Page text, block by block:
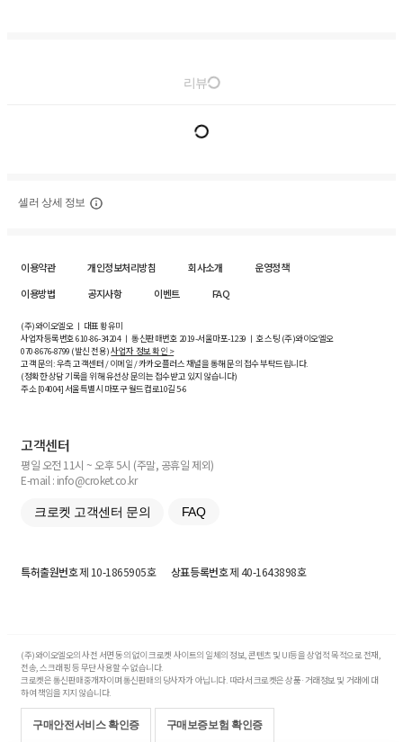
리뷰
셀러 상세 정보
이용약관 개인정보처리방침 회사소개
운영정책
이용방법
공지사항 이벤트 FAQ
(주)와이오엘오 ㅣ 대표 황유미
사업자등록번호610-86-34204ㅣ 통신판매번호 2019-서울마포-1239 ㅣ 호스팅 (주)와이오엘오
070-8676-8799 (발신 전용)사업자 정보 확인 >
고객 문의: 우측 고객센터 / 이메일 / 카카오플러스 채널을 통해 문의 접수 부탁드립니다.
(정확한 상담 기록을 위해 유선상 문의는 접수받고 있지 않습니다)
주소 [04004] 서울특별시 마포구 월드컵로10길5-6
고객센터
평일 오전 11시 ~ 오후 5시 (주말, 공휴일 제외)
E-mail : info@croket.co.kr
크로켓 고객센터 문의 FAQ
특허출원번호제 10-1865905호 상표등록번호제 40-1643898호
(주)와이오엘오의 사전 서면 동의 없이 크로켓 사이트의 일체의 정보, 콘텐츠 및 UI등을 상업적 목적으로 전재,
전송, 스크래핑 등 무단 사용할 수 없습니다.
크로켓은 통신판매중개자이며 통신판매의 당사자가 아닙니다. 따라서 크로켓은 상품·거래정보 및 거래에 대
하여 책임을 지지 않습니다.
구매안전서비스 확인증 구매보증보험 확인증